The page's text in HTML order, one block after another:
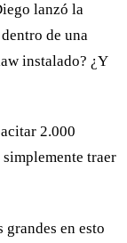
lanzó la
de una
instalado? ¿Y
2.000
simplemente traer
en esto